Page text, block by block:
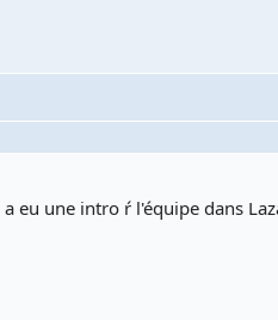
eu une intro ŕ l'équipe dans